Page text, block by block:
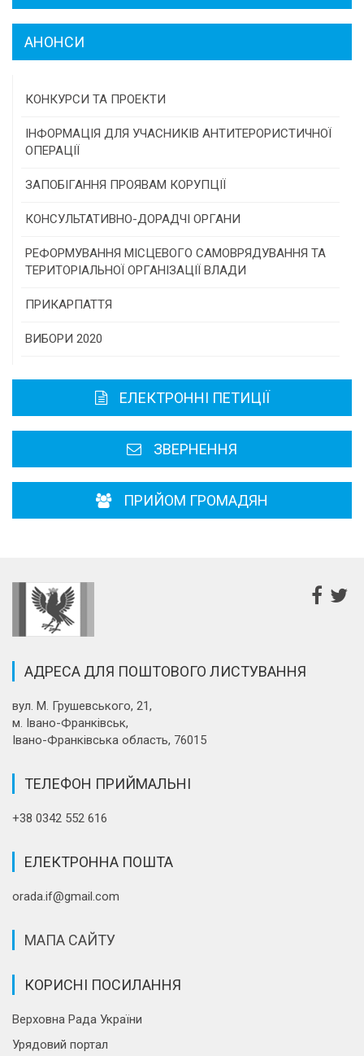
АНОНСИ
КОНКУРСИ ТА ПРОЕКТИ
Конкурс проектів та програм місцевого
самоврядування
Конкурс інститутів громадянського суспільства
Програми/конкурси МТД
ІНФОРМАЦІЯ ДЛЯ УЧАСНИКІВ АНТИТЕРОРИСТИЧНОЇ
ОПЕРАЦІЇ
ЗАПОБІГАННЯ ПРОЯВАМ КОРУПЦІЇ
КОНСУЛЬТАТИВНО-ДОРАДЧІ ОРГАНИ
Консультативна рада
РЕФОРМУВАННЯ МІСЦЕВОГО САМОВРЯДУВАННЯ ТА
ТЕРИТОРІАЛЬНОЇ ОРГАНІЗАЦІЇ ВЛАДИ
ПРИКАРПАТТЯ
Історична довідка
Районні, міські ради
ВИБОРИ 2020
ЕЛЕКТРОННІ ПЕТИЦІЇ
ЗВЕРНЕННЯ
ПРИЙОМ ГРОМАДЯН
АДРЕСА ДЛЯ ПОШТОВОГО ЛИСТУВАННЯ
вул. М. Грушевського, 21,
м. Івано-Франківськ,
Івано-Франківська область, 76015
ТЕЛЕФОН ПРИЙМАЛЬНІ
+38 0342 552 616
ЕЛЕКТРОННА ПОШТА
orada.if@gmail.com
МАПА САЙТУ
КОРИСНІ ПОСИЛАННЯ
Верховна Рада України
Урядовий портал